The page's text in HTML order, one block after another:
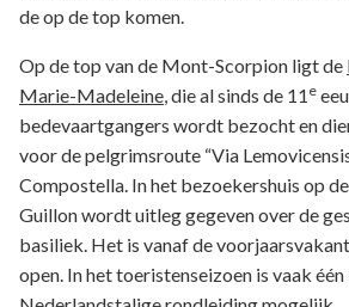
de op de top komen.
Op de top van de Mont-Scorpion ligt de
Marie-Madeleine, die al sinds de 11 e
bedevaartgangers wordt bezocht en
voor de pelgrimsroute “Via
Compostella. In het bezoekershuis op
Guillon wordt uitleg gegeven over de
basiliek. Het is vanaf de
open. In het toeristenseizoen is vaak